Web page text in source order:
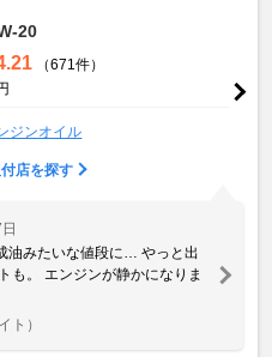
20
（671件）
ジンオイル
店を探す
油みたいな値段に… やっと出
も。 エンジンが静かになりま
ト）